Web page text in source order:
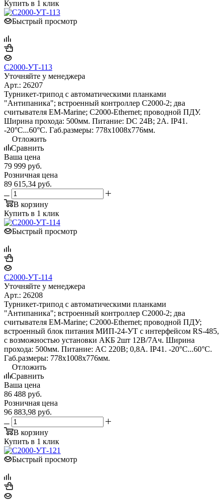
Купить в 1 клик
Быстрый просмотр
С2000-УТ-113
Уточняйте у менеджера
Арт.: 26207
Турникет-трипод с автоматическими планками
"Антипаника"; встроенный контроллер С2000-2; два
считывателя EM-Marine; С2000-Ethernet; проводной ПДУ.
Ширина прохода: 500мм. Питание: DC 24В; 2А. IP41.
-20°С...60°С. Габ.размеры: 778х1008х776мм.
Отложить
Сравнить
Ваша цена
79 999 руб.
Розничная цена
89 615,34 руб.
В корзину
Купить в 1 клик
Быстрый просмотр
С2000-УТ-114
Уточняйте у менеджера
Арт.: 26208
Турникет-трипод с автоматическими планками
"Антипаника"; встроенный контроллер С2000-2; два
считывателя EM-Marine; С2000-Ethernet; проводной ПДУ;
встроенный блок питания МИП-24-УТ с интерфейсом RS-485,
с возможностью установки АКБ 2шт 12В/7Ач. Ширина
прохода: 500мм. Питание: AC 220В; 0,8А. IP41. -20°С...60°С.
Габ.размеры: 778х1008х776мм.
Отложить
Сравнить
Ваша цена
86 488 руб.
Розничная цена
96 883,98 руб.
В корзину
Купить в 1 клик
Быстрый просмотр